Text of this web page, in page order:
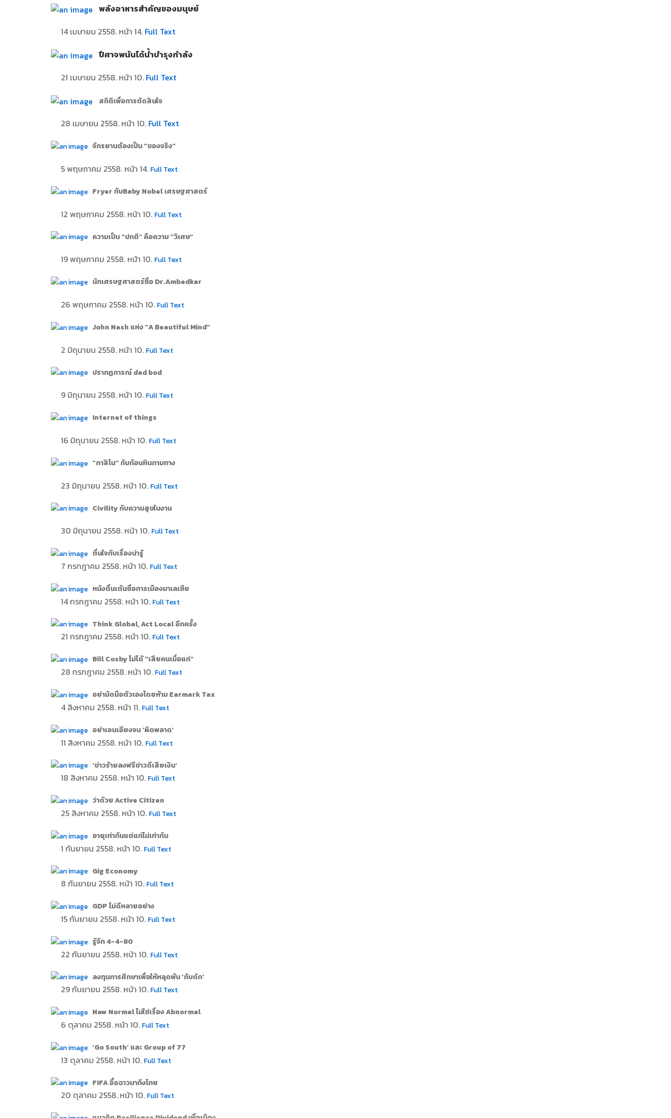
พลังอาหารสำคัญของมนุษย์
14 เมษายน 2558. หน้า 14. Full Text
ปีศาจพนันได้น้ำบำรุงกำลัง
21 เมษายน 2558. หน้า 10. Full Text
สถิติเพื่อการตัดสินใจ
28 เมษายน 2558. หน้า 10. Full Text
จักรยานต้องเป็น "ของจริง"
5 พฤษภาคม 2558. หน้า 14. Full Text
Fryer กับBaby Nobel เศรษฐศาสตร์
12 พฤษภาคม 2558. หน้า 10. Full Text
ความเป็น "ปกติ" คือความ "วิเศษ"
19 พฤษภาคม 2558. หน้า 10. Full Text
นักเศรษฐศาสตร์ชื่อ Dr.Ambedkar
26 พฤษภาคม 2558. หน้า 10. Full Text
John Nash แห่ง "A Beautiful Mind"
2 มิถุนายน 2558. หน้า 10. Full Text
ปรากฏการณ์ dad bod
9 มิถุนายน 2558. หน้า 10. Full Text
Internet of things
16 มิถุนายน 2558. หน้า 10. Full Text
"กาสิโน" กับก้อนหินถามทาง
23 มิถุนายน 2558. หน้า 10. Full Text
Civility กับความสุขในงาน
30 มิถุนายน 2558. หน้า 10. Full Text
ตื่นใจกับเรื่องน่ารู้
7 กรกฎาคม 2558. หน้า 10. Full Text
หนังตื่นเต้นชื่อการเมืองมาเลเซีย
14 กรกฎาคม 2558. หน้า 10. Full Text
Think Global, Act Local อีกครั้ง
21 กรกฎาคม 2558. หน้า 10. Full Text
Bill Cosby ไม่ได้ "เสียคนเมื่อแก่"
28 กรกฎาคม 2558. หน้า 10. Full Text
อย่ามัดมือตัวเองโดยห้าม Earmark Tax
4 สิงหาคม 2558. หน้า 11. Full Text
อย่าเอนเอียงจน 'ผิดพลาด'
11 สิงหาคม 2558. หน้า 10. Full Text
'ข่าวร้ายลงฟรีข่าวดีเสียเงิน'
18 สิงหาคม 2558. หน้า 10. Full Text
ว่าด้วย Active Citizen
25 สิงหาคม 2558. หน้า 10. Full Text
อายุเท่ากันแต่แก่ไม่เท่ากัน
1 กันยายน 2558. หน้า 10. Full Text
Gig Economy
8 กันยายน 2558. หน้า 10. Full Text
GDP ไม่ดีหลายอย่าง
15 กันยายน 2558. หน้า 10. Full Text
รู้จัก 4-4-80
22 กันยายน 2558. หน้า 10. Full Text
ลงทุนการศึกษาเพื่อให้หลุดพ้น 'กับดัก'
29 กันยายน 2558. หน้า 10. Full Text
New Normal ไม่ใช่เรื่อง Abnormal
6 ตุลาคม 2558. หน้า 10. Full Text
'Go South' และ Group of 77
13 ตุลาคม 2558. หน้า 10. Full Text
FIFA อื้อฉาวมาถึงไทย
20 ตุลาคม 2558. หน้า 10. Full Text